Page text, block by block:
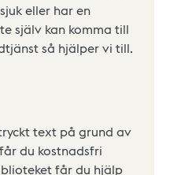
eller har en
själv kan komma till
så hjälper vi till.
text på grund av
du kostnadsfri
får du hjälp